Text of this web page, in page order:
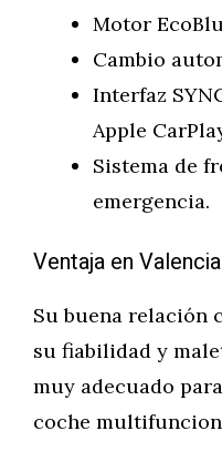
Motor
Cambio
Interfaz
Apple
Sistema de
emergencia.
Ventaja en
Su buena relación
su fiabilidad y
muy adecuado
coche